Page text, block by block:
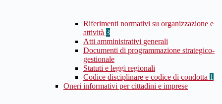
Riferimenti normativi su organizzazione e
attività 3
Atti amministrativi generali
Documenti di programmazione strategico-
gestionale
Statuti e leggi regionali
Codice disciplinare e codice di condotta 1
Oneri informativi per cittadini e imprese